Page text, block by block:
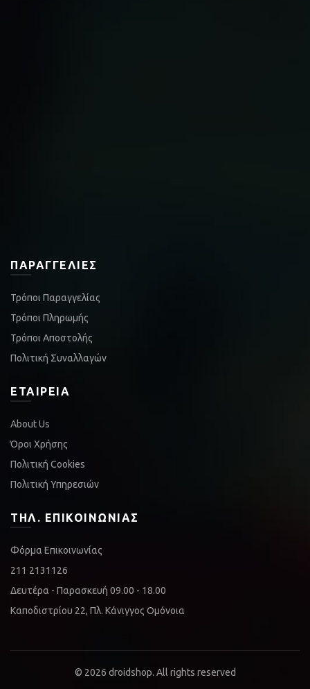
ΠΑΡΑΓΓΕΛΊΕΣ
Τρόποι Παραγγελίας
Τρόποι Πληρωμής
Τρόποι Αποστολής
Πολιτική Συναλλαγών
ΕΤΑΙΡΕΊΑ
About Us
Όροι Χρήσης
Πολιτική Cookies
Πολιτική Υπηρεσιών
ΤΗΛ. ΕΠΙΚΟΙΝΩΝΊΑΣ
Φόρμα Επικοινωνίας
211 2131126
Δευτέρα - Παρασκευή 09.00 - 18.00
Καποδιστρίου 22, Πλ. Κάνιγγος Ομόνοια
© 2026 droidshop. All rights reserved